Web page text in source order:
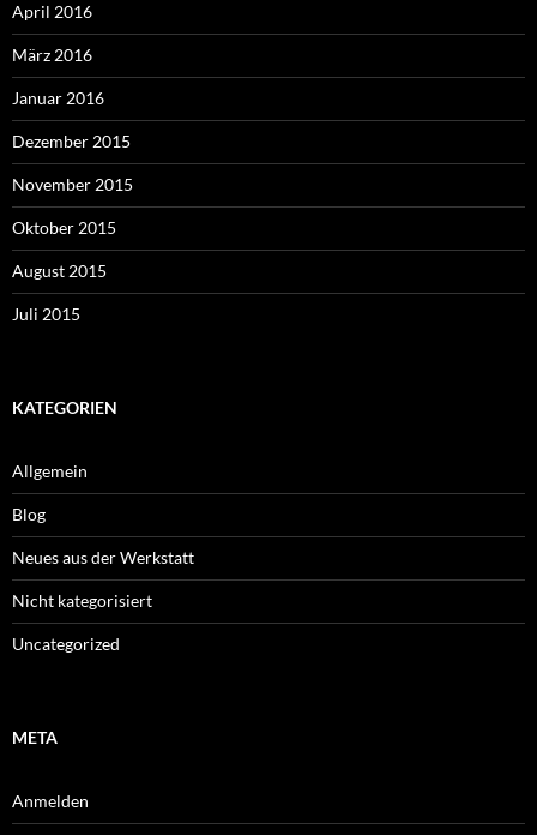
April 2016
März 2016
Januar 2016
Dezember 2015
November 2015
Oktober 2015
August 2015
Juli 2015
KATEGORIEN
Allgemein
Blog
Neues aus der Werkstatt
Nicht kategorisiert
Uncategorized
META
Anmelden